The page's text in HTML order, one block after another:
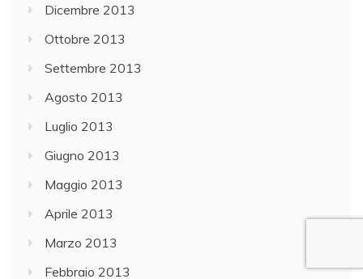
Dicembre 2013
Ottobre 2013
Settembre 2013
Agosto 2013
Luglio 2013
Giugno 2013
Maggio 2013
Aprile 2013
Marzo 2013
Febbraio 2013